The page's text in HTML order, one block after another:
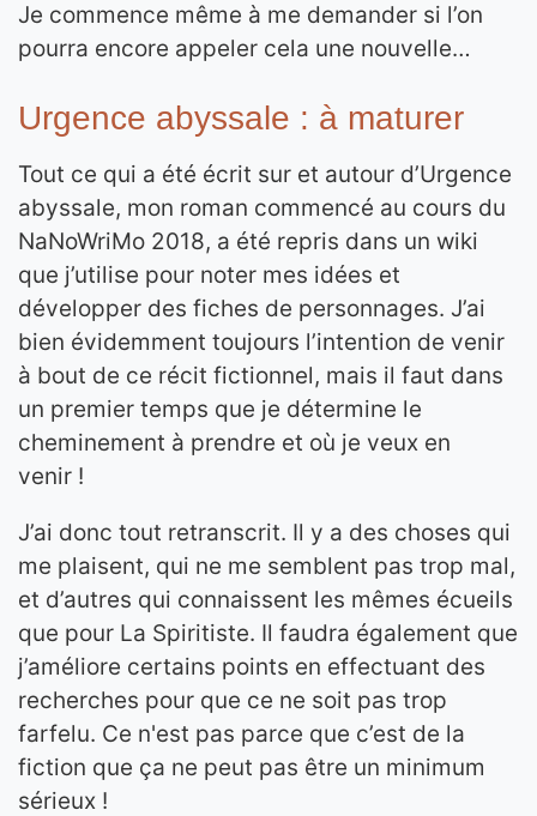
Je commence même à me demander si l’on
pourra encore appeler cela une nouvelle…
Urgence abyssale : à maturer
Tout ce qui a été écrit sur et autour d’Urgence
abyssale, mon roman commencé au cours du
NaNoWriMo 2018, a été repris dans un wiki
que j’utilise pour noter mes idées et
développer des fiches de personnages. J’ai
bien évidemment toujours l’intention de venir
à bout de ce récit fictionnel, mais il faut dans
un premier temps que je détermine le
cheminement à prendre et où je veux en
venir !
J’ai donc tout retranscrit. Il y a des choses qui
me plaisent, qui ne me semblent pas trop mal,
et d’autres qui connaissent les mêmes écueils
que pour La Spiritiste. Il faudra également que
j’améliore certains points en effectuant des
recherches pour que ce ne soit pas trop
farfelu. Ce n'est pas parce que c’est de la
fiction que ça ne peut pas être un minimum
sérieux !